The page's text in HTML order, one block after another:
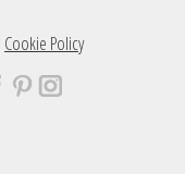
Cookie Policy